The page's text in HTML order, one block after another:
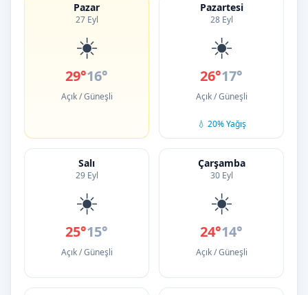
Pazar
27 Eyl
☀️
29°16°
Açık / Güneşli
Pazartesi
28 Eyl
☀️
26°17°
Açık / Güneşli
💧 20% Yağış
Salı
29 Eyl
☀️
25°15°
Açık / Güneşli
Çarşamba
30 Eyl
☀️
24°14°
Açık / Güneşli